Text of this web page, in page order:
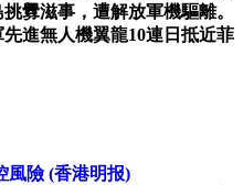
釁滋事，遭解放軍機驅離。
進無人機翼龍10連日抵近菲
風險 (香港明报)